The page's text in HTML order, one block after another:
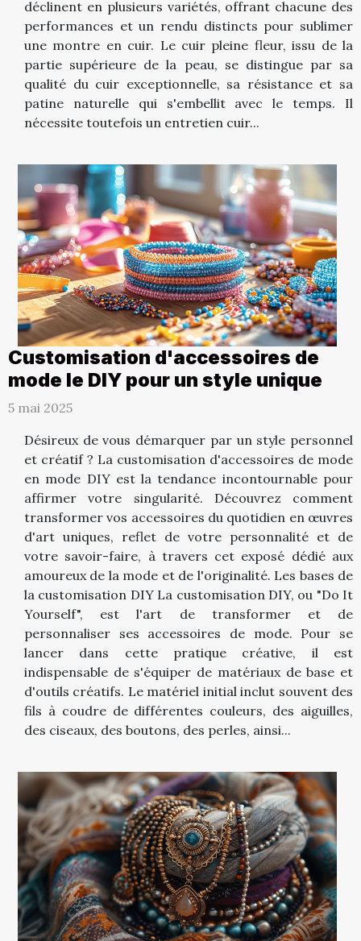
déclinent en plusieurs variétés, offrant chacune des
performances et un rendu distincts pour sublimer
une montre en cuir. Le cuir pleine fleur, issu de la
partie supérieure de la peau, se distingue par sa
qualité du cuir exceptionnelle, sa résistance et sa
patine naturelle qui s'embellit avec le temps. Il
nécessite toutefois un entretien cuir...
Customisation d'accessoires de
mode le DIY pour un style unique
5 mai 2025
Désireux de vous démarquer par un style personnel
et créatif ? La customisation d'accessoires de mode
en mode DIY est la tendance incontournable pour
affirmer votre singularité. Découvrez comment
transformer vos accessoires du quotidien en œuvres
d'art uniques, reflet de votre personnalité et de
votre savoir-faire, à travers cet exposé dédié aux
amoureux de la mode et de l'originalité. Les bases de
la customisation DIY La customisation DIY, ou "Do It
Yourself", est l'art de transformer et de
personnaliser ses accessoires de mode. Pour se
lancer dans cette pratique créative, il est
indispensable de s'équiper de matériaux de base et
d'outils créatifs. Le matériel initial inclut souvent des
fils à coudre de différentes couleurs, des aiguilles,
des ciseaux, des boutons, des perles, ainsi...